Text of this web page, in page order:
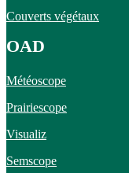
Couverts végétaux
OAD
Météoscope
Prairiescope
Visualiz
Semscope